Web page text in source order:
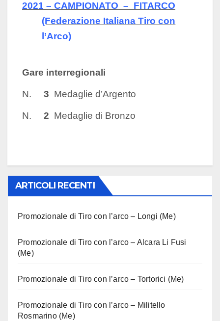
2021 – CAMPIONATO – FITARCO
(Federazione Italiana Tiro con
l’Arco)
Gare interregionali
N. 3 Medaglie d’Argento
N. 2 Medaglie di Bronzo
ARTICOLI RECENTI
Promozionale di Tiro con l’arco – Longi (Me)
Promozionale di Tiro con l’arco – Alcara Li Fusi
(Me)
Promozionale di Tiro con l’arco – Tortorici (Me)
Promozionale di Tiro con l’arco – Militello
Rosmarino (Me)